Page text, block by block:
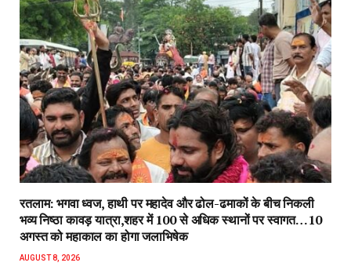
रतलाम: भगवा ध्वज, हाथी पर महादेव और ढोल-ढमाकों के बीच निकली
भव्य निष्ठा कावड़ यात्रा,शहर में 100 से अधिक स्थानों पर स्वागत…10
अगस्त को महाकाल का होगा जलाभिषेक
AUGUST 8, 2026